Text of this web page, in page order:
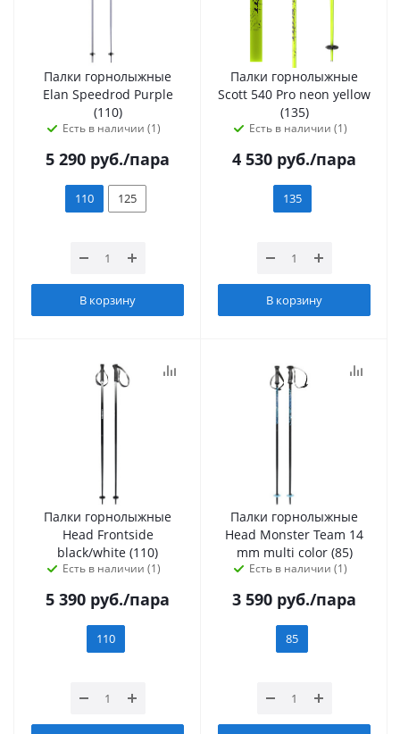
Палки горнолыжные
Elan Speedrod Purple
(110)
Есть в наличии (1)
5 290 руб./пара
110 125
В корзину
Палки горнолыжные
Scott 540 Pro neon yellow
(135)
Есть в наличии (1)
4 530 руб./пара
135
В корзину
Палки горнолыжные
Head Frontside
black/white (110)
Есть в наличии (1)
5 390 руб./пара
110
Палки горнолыжные
Head Monster Team 14
mm multi color (85)
Есть в наличии (1)
3 590 руб./пара
85